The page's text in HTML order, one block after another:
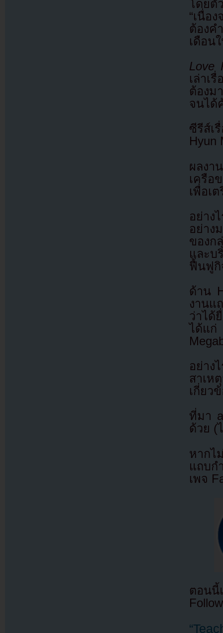
โดยตั
“เนื่อ
ต้องค
เดือน
Love
เล่าเ
ต้องม
จนได้
ซีรีส์เ
Hyun
ผลงา
เครือ
เพื่อเ
อย่าง
อย่าง
ของก
และบ
ฟื้นฟูกิ
ด้าน
งานแ
ว่าได้
ได้แ
อย่าง
สาเห
เกี่ยว
ที่มา
ด้วย (
หากไ
แถบก
เพจ
ตอนนี้